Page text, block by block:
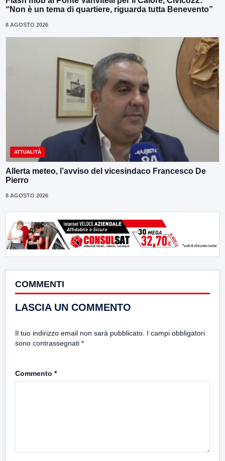
“Non è un tema di quartiere, riguarda tutta Benevento”
8 AGOSTO 2026
ATTUALITÀ
Allerta meteo, l’avviso del vicesindaco Francesco De
Pierro
8 AGOSTO 2026
COMMENTI
LASCIA UN COMMENTO
Il tuo indirizzo email non sarà pubblicato. I campi obbligatori
sono contrassegnati *
Commento *